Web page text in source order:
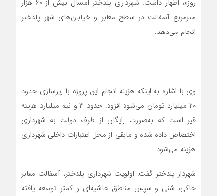
روز»، اظهار داشت: شهرداری پلدختر امسال بیش از ۶۰ هزار
مترمربع آسفالت در سطح معابر و خیابان‌های شهر پلدختر
انجام می‌دهد.
وی با اشاره به اینکه هزینه انجام این پروژه با زیرسازی حدود
۲۰ میلیارد تومان می‌شود افزود: حدود ۳ و نیم میلیارد هزینه
قیر است که به‌صورت رایگان از طرف دولت به شهرداری
اختصاص داده شده و مابقی از محل اعتبارات داخلی شهرداری
هزینه می‌شود.
شهردار پلدختر گفت: اولویت شهرداری پلدختر، آسفالت معابر
خاکی، شنی و سپس مناطق حاشیه‌ای و کمتر توسعه یافته